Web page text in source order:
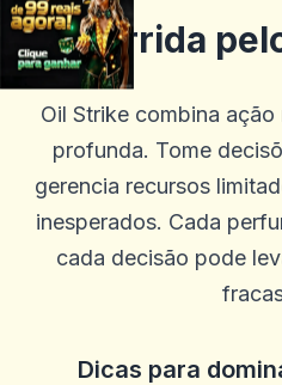
A corrida
Oil Strike combina
profunda. Tome
gerencia recursos
inesperados. Cada
cada decisão pode
Dicas para